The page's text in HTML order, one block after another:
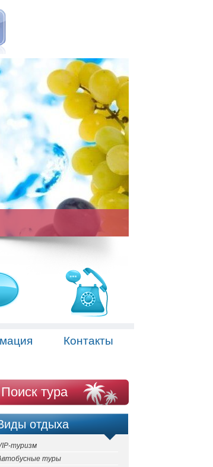
Контакты
Поиск тура
отдыха
туризм
туры